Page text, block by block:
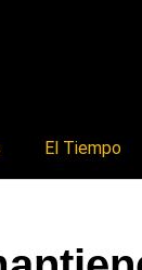
El Tiempo